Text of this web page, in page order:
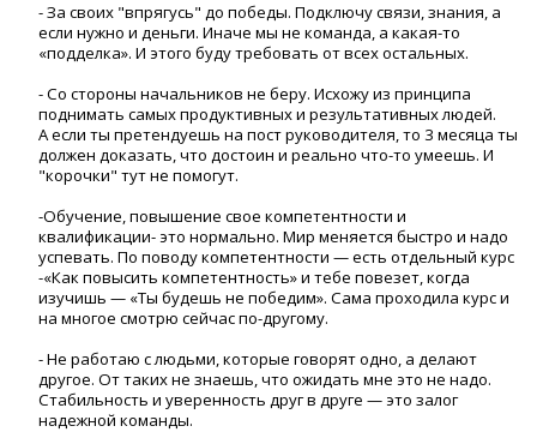
- За своих "впрягусь" до победы. Подключу связи, знания, а
если нужно и деньги. Иначе мы не команда, а какая-то
«подделка». И этого буду требовать от всех остальных.
- Со стороны начальников не беру. Исхожу из принципа
поднимать самых продуктивных и результативных людей.
А если ты претендуешь на пост руководителя, то 3 месяца ты
должен доказать, что достоин и реально что-то умеешь. И
"корочки" тут не помогут.
-Обучение, повышение свое компетентности и
квалификации- это нормально. Мир меняется быстро и надо
успевать. По поводу компетентности — есть отдельный курс
-«Как повысить компетентность» и тебе повезет, когда
изучишь — «Ты будешь не победим». Сама проходила курс и
на многое смотрю сейчас по-другому.
- Не работаю с людьми, которые говорят одно, а делают
другое. От таких не знаешь, что ожидать мне это не надо.
Стабильность и уверенность друг в друге — это залог
надежной команды.